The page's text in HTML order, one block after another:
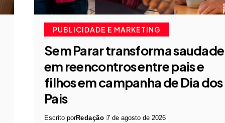
PUBLICIDADE E MARKETING
Sem Parar transforma saudade
em reencontros entre pais e
filhos em campanha de Dia dos
Pais
Escrito porRedação 7 de agosto de 2026